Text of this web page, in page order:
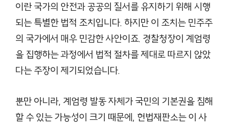
이란 국가의 안전과 공공의 질서를 유지하기 위해 시행
되는 특별한 법적 조치입니다. 하지만 이 조치는 민주주
의 국가에서 매우 민감한 사안이죠. 경찰청장이 계엄령
을 집행하는 과정에서 법적 절차를 제대로 따르지 않았
다는 주장이 제기되었습니다.
뿐만 아니라, 계엄령 발동 자체가 국민의 기본권을 침해
할 수 있는 가능성이 크기 때문에, 헌법재판소는 이 사